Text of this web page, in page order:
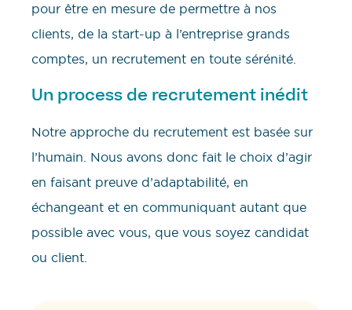
pour être en mesure de permettre à nos
clients, de la start-up à l’entreprise grands
comptes, un recrutement en toute sérénité.
Un process de recrutement inédit
Notre approche du recrutement est basée sur
l’humain. Nous avons donc fait le choix d’agir
en faisant preuve d’adaptabilité, en
échangeant et en communiquant autant que
possible avec vous, que vous soyez candidat
ou client.